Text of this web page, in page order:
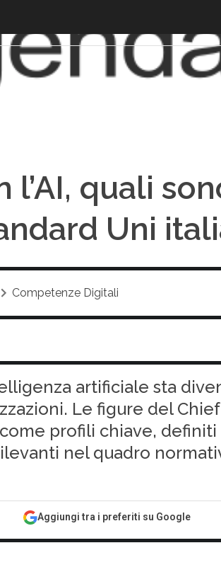
l’AI, quali
Uni
Competenze Digitali
artificiale sta
Le figure del Chief
profili chiave, definiti
nel quadro
Aggiungi tra i preferiti su Google